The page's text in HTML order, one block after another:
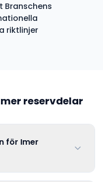
Branschens
riktlinjer
reservdelar
för Imer